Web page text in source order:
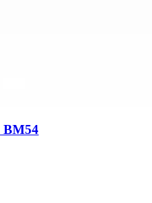
מד לחץ דם לזרוע העליונה דגם BM54